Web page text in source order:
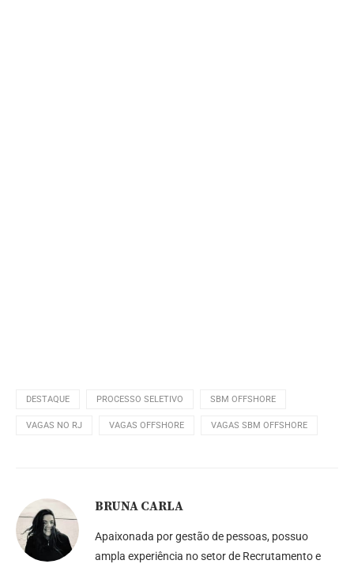
DESTAQUE PROCESSO SELETIVO SBM OFFSHORE
VAGAS NO RJ VAGAS OFFSHORE VAGAS SBM OFFSHORE
BRUNA CARLA
Apaixonada por gestão de pessoas, possuo
ampla experiência no setor de Recrutamento e